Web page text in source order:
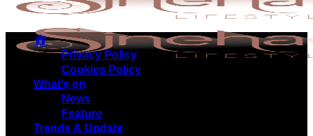
Menu
Privacy Policy
Cookies Policy
What’s on
News
Feature
Trends & Update